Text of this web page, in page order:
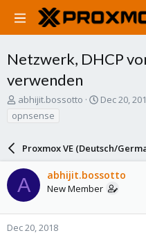
Netzwerk, DHCP
verwenden
T
r
d
s
t
a
r
abhijit.bossotto
S
t
d
a
t
Dec 20,
opnsense
Proxmox VE (Deutsch/
A abhijit.bossotto
New Member
Dec 20, 2018